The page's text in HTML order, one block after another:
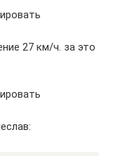
27 км/ч. за это